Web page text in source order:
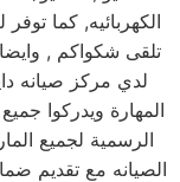
تلقى شكواكم ,
لدي مركز صيانه
المهارة ويدركوا
الرسمية لجميع
الصيانه مع تقديم